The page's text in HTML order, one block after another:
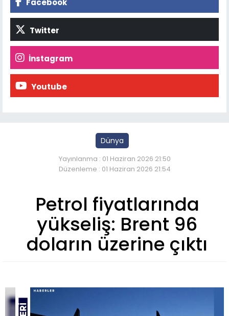
Facebook
Twitter
İnstagram
Youtube
Dünya
Yayınlanma : 01 Haziran 2026 21:50
Düzenleme : 01 Haziran 2026 21:54
Petrol fiyatlarında
yükseliş: Brent 96
doların üzerine çıktı